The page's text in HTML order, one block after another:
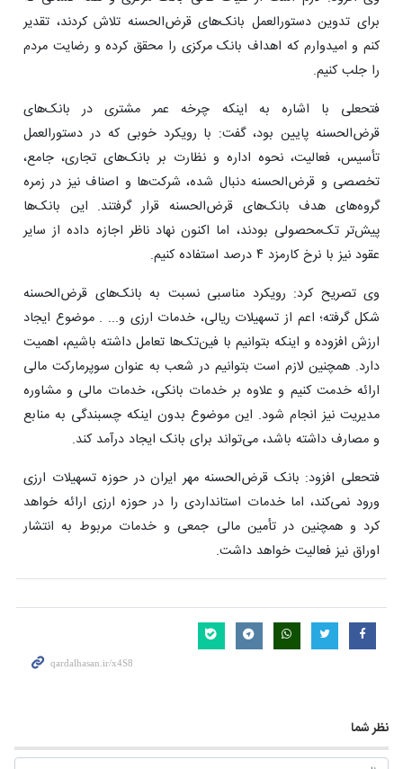
برای تدوین دستورالعمل بانک‌های قرض‌الحسنه تلاش کردند، تقدیر
کنم و امیدوارم که اهداف بانک مرکزی را محقق کرده و ‌رضایت مردم
را جلب کنیم.
فتحعلی با اشاره به اینکه چرخه عمر مشتری در بانک‌های
قرض‌الحسنه پایین بود، گفت: ‌با رویکرد خوبی که در دستورالعمل
تأسیس، فعالیت، نحوه اداره و نظارت بر بانک‌های تجاری، جامع،
تخصصی و قرض‌الحسنه دنبال شده، شرکت‌ها و اصناف نیز در زمره
گروه‌های هدف بانک‌های قرض‌الحسنه قرار گرفتند. این بانک‌ها
پیش‌تر تک‌محصولی بودند، اما اکنون نهاد ناظر اجازه داده از سایر
عقود نیز با نرخ کارمزد ۴ درصد استفاده کنیم.
وی تصریح کرد: رویکرد مناسبی نسبت به بانک‌های قرض‌الحسنه
شکل گرفته؛ اعم از تسهیلات ریالی، خدمات ارزی و... . موضوع ایجاد
ارزش افزوده و ‌اینکه ‌بتوانیم ‌با فین‌تک‌ها تعامل داشته باشیم، اهمیت
دارد. همچنین لازم است بتوانیم در شعب به عنوان سوپرمارکت مالی
ارائه خدمت کنیم و علاوه بر خدمات بانکی، خدمات مالی و مشاوره
مدیریت نیز انجام شود. این موضوع بدون اینکه‌ چسبندگی به منابع
و مصارف داشته باشد، می‌تواند برای بانک ایجاد درآمد کند.
فتحعلی افزود: بانک قرض‌الحسنه مهر ایران در حوزه تسهیلات ارزی
ورود نمی‌کند، اما خدمات استانداردی را در حوزه ارزی ارائه خواهد
کرد و همچنین در تأمین مالی جمعی و ‌خدمات مربوط به انتشار
اوراق نیز فعالیت خواهد داشت.
نظر شما